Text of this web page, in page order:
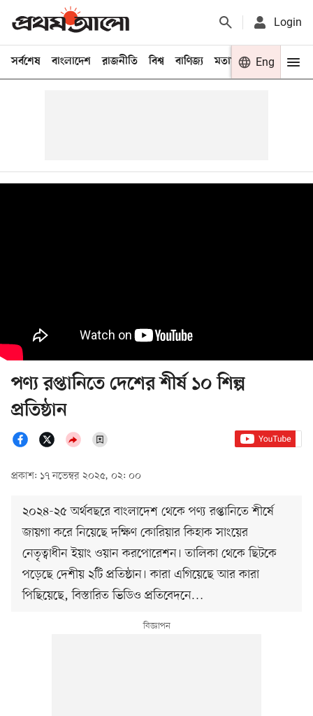
Login
সর্বশেষ বাংলাদেশ রাজনীতি বিশ্ব বাণিজ্য মতামত খেলা
Eng
পণ্য রপ্তানিতে দেশের শীর্ষ ১০ শিল্প
প্রতিষ্ঠান
প্রকাশ: ১৭ নভেম্বর ২০২৫, ০২: ০০
২০২৪-২৫ অর্থবছরে বাংলাদেশ থেকে পণ্য রপ্তানিতে শীর্ষে
জায়গা করে নিয়েছে দক্ষিণ কোরিয়ার কিহাক সাংয়ের
নেতৃত্বাধীন ইয়াং ওয়ান করপোরেশন। তালিকা থেকে ছিটকে
পড়েছে দেশীয় ২টি প্রতিষ্ঠান। কারা এগিয়েছে আর কারা
পিছিয়েছে, বিস্তারিত ভিডিও প্রতিবেদনে…